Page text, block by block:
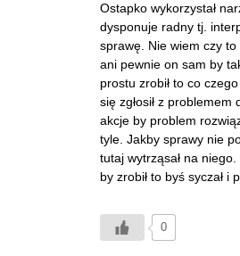
Ostapko wykorzystał
dysponuje radny tj.
sprawę. Nie wiem czy to
ani pewnie on sam by
prostu zrobił to co
się zgłosił z problemem
akcje by problem
tyle. Jakby sprawy nie
tutaj wytrząsał na
by zrobił to byś syczał i
0